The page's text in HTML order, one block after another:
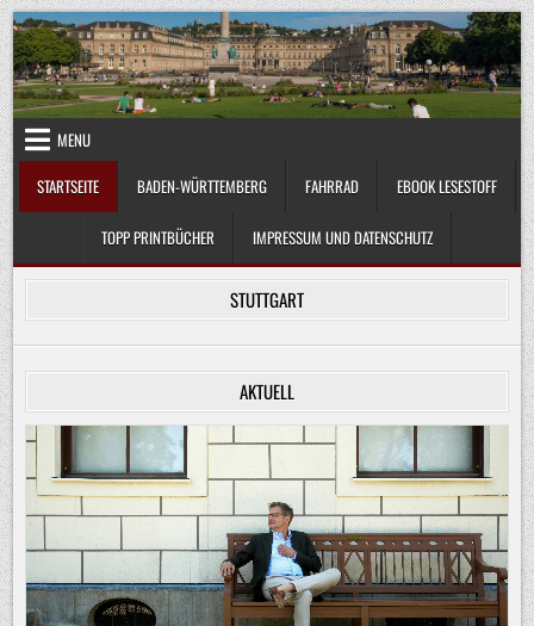
Skip
to
content
MENU
STARTSEITE
BADEN-WÜRTTEMBERG FAHRRAD EBOOK LESESTOFF
TOPP PRINTBÜCHER IMPRESSUM UND DATENSCHUTZ
STUTTGART
AKTUELL